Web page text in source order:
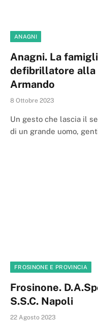
ANAGNI
Anagni. La
defibrillatore alla
Armando
8 Ottobre 2023
Un gesto che lascia il
di un grande uomo,
FROSINONE E PROVINCIA
Frosinone.
S.S.C. Napoli
22 Agosto 2023